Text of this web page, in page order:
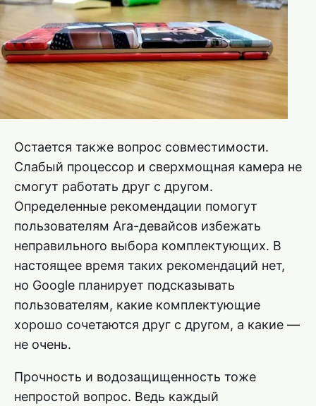
Остается также вопрос совместимости.
Слабый процессор и сверхмощная камера не
смогут работать друг с другом.
Определенные рекомендации помогут
пользователям Ara-девайсов избежать
неправильного выбора комплектующих. В
настоящее время таких рекомендаций нет,
но Google планирует подсказывать
пользователям, какие комплектующие
хорошо сочетаются друг с другом, а какие —
не очень.
Прочность и водозащищенность тоже
непростой вопрос. Ведь каждый